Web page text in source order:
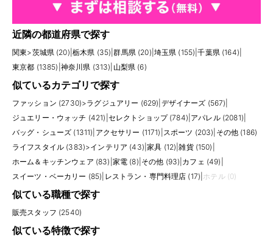
近隣の都道府県で探す
関東>茨城県 (20) 栃木県 (35) |群馬県 (20) 埼玉県 (155) |千葉県 (164)
東京都 (1385) 神奈川県 (313) 山梨県 (6)
似ているカテゴリで探す
ファッション (2730)>ラグジュアリー (629) デザイナーズ (567)
ジュエリー・ウォッチ (421) セレクトショップ (784) アパレル (2081)
バッグ・シューズ (1311) アクセサリー (1171) スポーツ (203) その他 (186)
ライフスタイル (383)>インテリア (43) |家具 (12) |雑貨 (150)
ホーム＆キッチンウェア (83) 家電 (8) その他 (93) カフェ (49)
スイーツ・ベーカリー (85) レストラン・専門料理店 (17) ホテル (0)
似ている職種で探す
販売スタッフ (2540)
似ている特徴で探す